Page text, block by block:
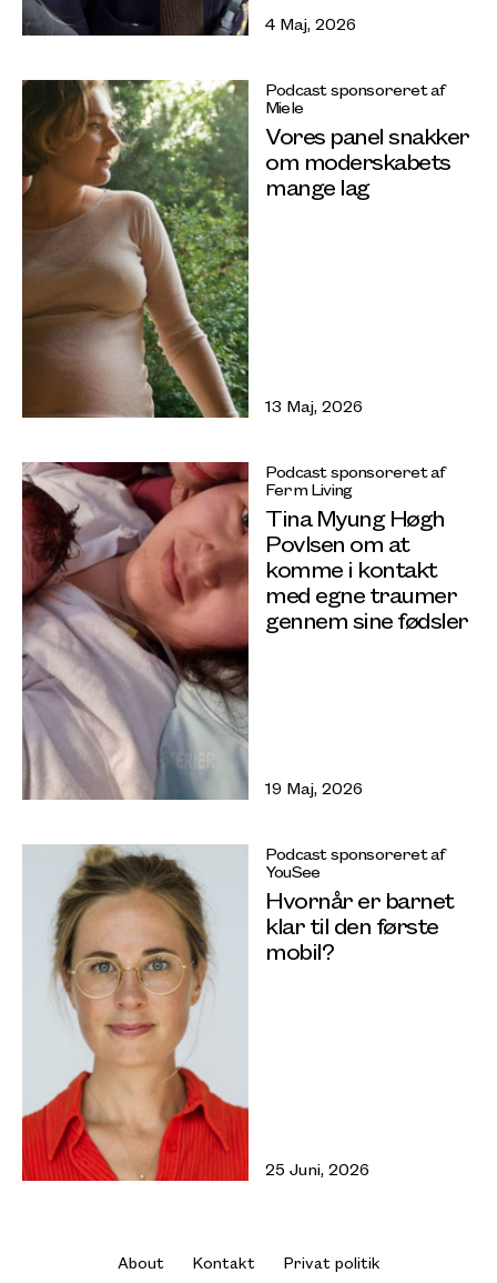
4 Maj, 2026
Podcast sponsoreret af
Miele
Vores panel snakker
om moderskabets
mange lag
13 Maj, 2026
Podcast sponsoreret af
Ferm Living
Tina Myung Høgh
Povlsen om at
komme i kontakt
med egne traumer
gennem sine fødsler
19 Maj, 2026
Podcast sponsoreret af
YouSee
Hvornår er barnet
klar til den første
mobil?
25 Juni, 2026
About Kontakt
Privat politik